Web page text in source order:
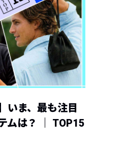
いま、最も注目
ムは？ ｜ TOP15